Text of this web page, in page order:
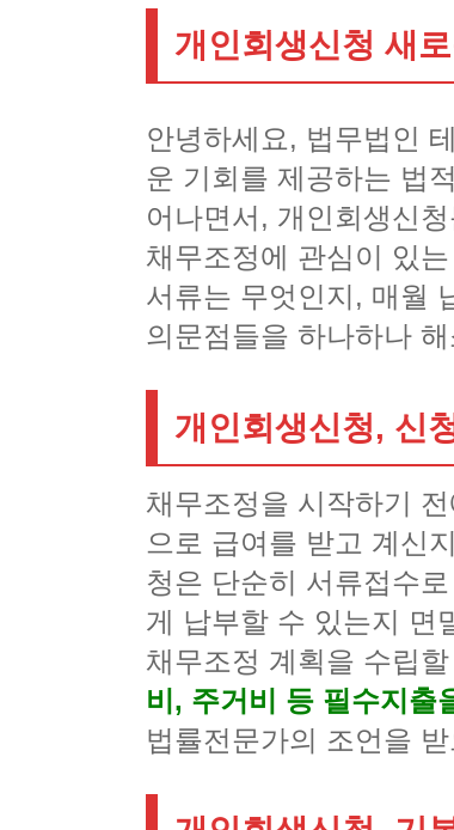
개인회생신청 새
안녕하세요, 법무법인
운 기회를 제공하는 법
어나면서, 개인회생신
채무조정에 관심이 있
서류는 무엇인지, 매월
의문점들을 하나하나
개인회생신청, 신
채무조정을 시작하기
으로 급여를 받고 계신
청은 단순히 서류접수
게 납부할 수 있는지 면
채무조정 계획을 수립
비, 주거비 등 필수지출
법률전문가의 조언을